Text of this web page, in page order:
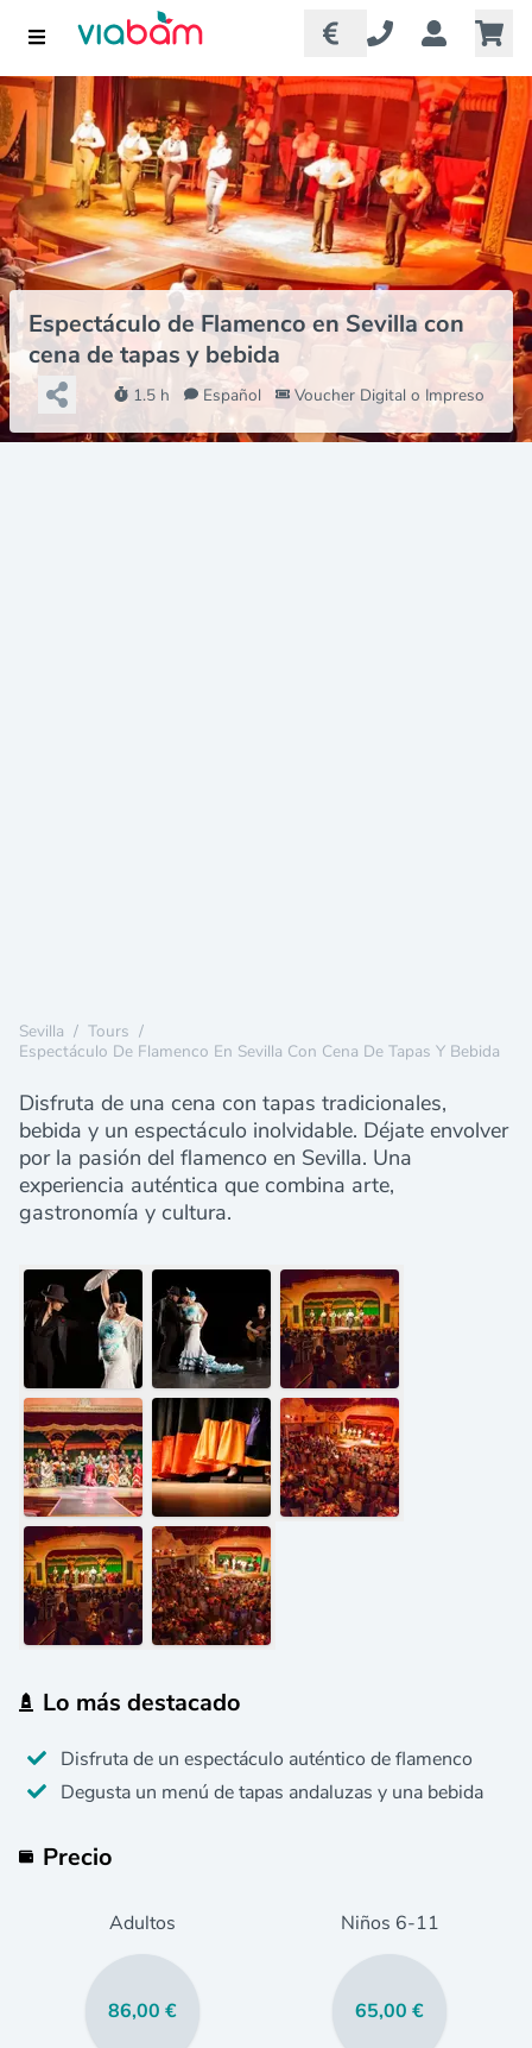
Espectáculo de Flamenco en Sevilla con
cena de tapas y bebida
1.5 h Español Voucher Digital o Impreso
Sevilla / Tours /
Espectáculo De Flamenco En Sevilla Con Cena De Tapas Y Bebida
Disfruta de una cena con tapas tradicionales,
bebida y un espectáculo inolvidable. Déjate envolver
por la pasión del flamenco en Sevilla. Una
experiencia auténtica que combina arte,
gastronomía y cultura.
Lo más destacado
Disfruta de un espectáculo auténtico de flamenco
Degusta un menú de tapas andaluzas y una bebida
Precio
Adultos
86,00 €
Niños 6-11
65,00 €